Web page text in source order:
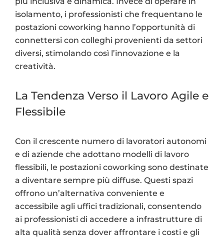
isolamento, i professionisti che frequentano le
postazioni coworking hanno l’opportunità di
connettersi con colleghi provenienti da settori
diversi, stimolando così l’innovazione e la
creatività.
La Tendenza Verso il Lavoro Agile e
Flessibile
Con il crescente numero di lavoratori autonomi
e di aziende che adottano modelli di lavoro
flessibili, le postazioni coworking sono destinate
a diventare sempre più diffuse. Questi spazi
offrono un’alternativa conveniente e
accessibile agli uffici tradizionali, consentendo
ai professionisti di accedere a infrastrutture di
alta qualità senza dover affrontare i costi e gli